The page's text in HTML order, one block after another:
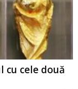
cu cele două